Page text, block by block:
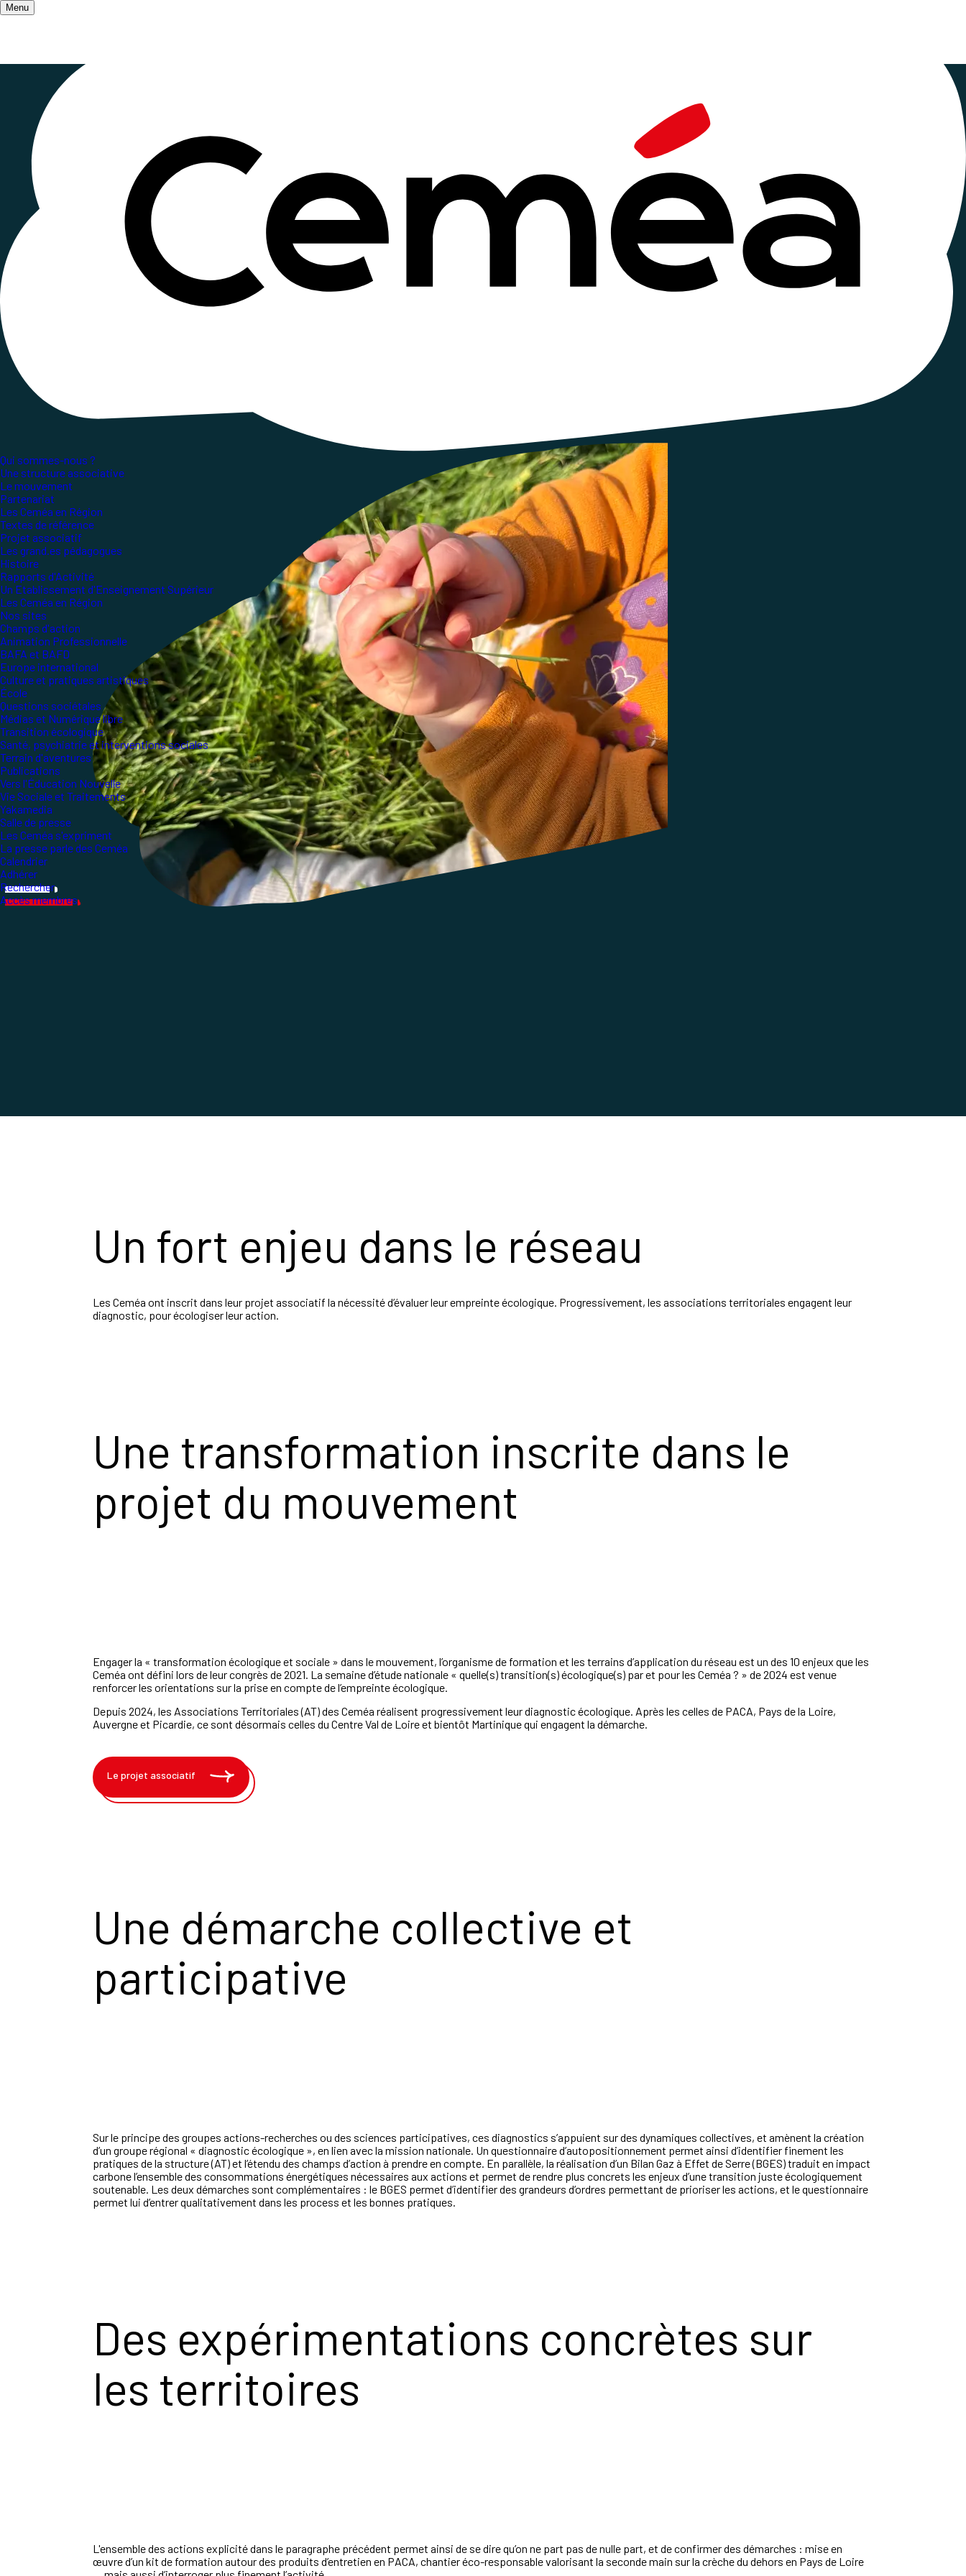
Menu
Qui sommes-nous ?
Une structure associative
Le mouvement
Partenariat
Les Ceméa en Région
Textes de référence
Projet associatif
Les grand.es pédagogues
Histoire
Rapports d'Activité
Un Etablissement d'Enseignement Supérieur
Les Ceméa en Région
Nos sites
Champs d'action
Animation Professionnelle
BAFA et BAFD
Europe international
Culture et pratiques artistiques
École
Questions sociétales
Médias et Numérique libre
Transition écologique
Santé, psychiatrie et interventions sociales
Terrain d'aventures
Publications
Vers l'Éducation Nouvelle
Vie Sociale et Traitements
Yakamedia
Salle de presse
Les Ceméa s'expriment
La presse parle des Ceméa
Calendrier
Adhérer
Rechercher
Accès membres
Les champs d'action
Diagnosticécologiqueaux Ceméa
Publié le 18 mars 2026
23 mars 2026 à 11h46
Lecture ~2 minutes
Face aux enjeux environnementaux, les Ceméa structurent progressivement une démarche collective pour mesurer et réduire leur impact écologique. À travers des
diagnostics menés dans les associations territoriales, le mouvement développe des outils concrets et partagés pour inscrire durablement ses actions dans une
transition écologique et sociale.
Un fort enjeu dans le réseau
Les Ceméa ont inscrit dans leur projet associatif la nécessité d’évaluer leur empreinte écologique. Progressivement, les associations territoriales engagent leur
diagnostic, pour écologiser leur action.
Une transformation inscrite dans le
projet du mouvement
Engager la « transformation écologique et sociale » dans le mouvement, l’organisme de formation et les terrains d’application du réseau est un des 10 enjeux que les
Ceméa ont défini lors de leur congrès de 2021. La semaine d’étude nationale « quelle(s) transition(s) écologique(s) par et pour les Ceméa ? » de 2024 est venue
renforcer les orientations sur la prise en compte de l’empreinte écologique.
Depuis 2024, les Associations Territoriales (AT) des Ceméa réalisent progressivement leur diagnostic écologique. Après les celles de PACA, Pays de la Loire,
Auvergne et Picardie, ce sont désormais celles du Centre Val de Loire et bientôt Martinique qui engagent la démarche.
Le projet associatif
Une démarche collective et
participative
Sur le principe des groupes actions-recherches ou des sciences participatives, ces diagnostics s’appuient sur des dynamiques collectives, et amènent la création
d’un groupe régional « diagnostic écologique », en lien avec la mission nationale. Un questionnaire d’autopositionnement permet ainsi d’identifier finement les
pratiques de la structure (AT) et l’étendu des champs d’action à prendre en compte. En parallèle, la réalisation d’un Bilan Gaz à Effet de Serre (BGES) traduit en impact
carbone l’ensemble des consommations énergétiques nécessaires aux actions et permet de rendre plus concrets les enjeux d’une transition juste écologiquement
soutenable. Les deux démarches sont complémentaires : le BGES permet d’identifier des grandeurs d’ordres permettant de prioriser les actions, et le questionnaire
permet lui d’entrer qualitativement dans les process et les bonnes pratiques.
Des expérimentations concrètes sur
les territoires
L'ensemble des actions explicité dans le paragraphe précédent permet ainsi de se dire qu’on ne part pas de nulle part, et de confirmer des démarches : mise en
œuvre d’un kit de formation autour des produits d’entretien en PACA, chantier éco-responsable valorisant la seconde main sur la crèche du dehors en Pays de Loire